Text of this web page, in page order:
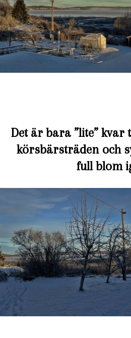
Det är bara ”lite” kvar
körsbärsträden och
full blom